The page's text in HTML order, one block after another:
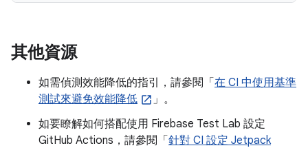
其他資源
如需偵測效能降低的指引，請參閱「 在 CI 中使用基準
測試來避免效能降低
」。
如要瞭解如何搭配使用 Firebase Test Lab 設定
GitHub Actions，請參閱「 針對 CI 設定 Jetpack